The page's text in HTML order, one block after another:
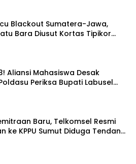
Blackout Sumatera-Jawa,
Bara Diusut Kortas Tipikor
Aliansi Mahasiswa Desak
Periksa Bupati Labusel
Korupsi Rp36 M dan ‘Misteri’
Baru, Telkomsel Resmi
ke KPPU Sumut Diduga Tendang
Lokal!